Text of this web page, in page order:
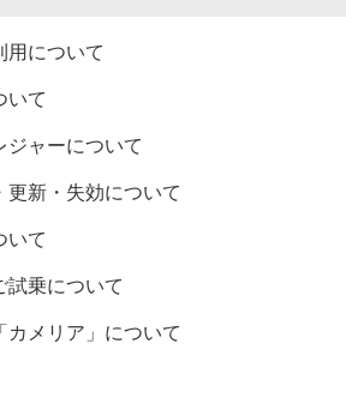
用について
いて
ジャーについて
更新・失効について
いて
試乗について
カメリア」について